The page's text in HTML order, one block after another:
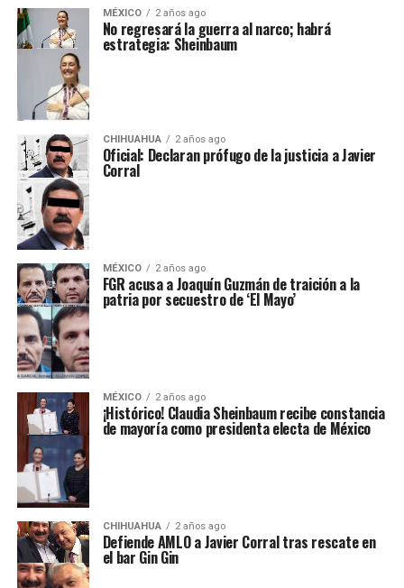
MÉXICO 2 años ago
No regresará la guerra al narco; habrá
estrategia: Sheinbaum
CHIHUAHUA 2 años ago
Oficial: Declaran prófugo de la justicia a Javier
Corral
MÉXICO 2 años ago
FGR acusa a Joaquín Guzmán de traición a la
patria por secuestro de ‘El Mayo’
MÉXICO 2 años ago
¡Histórico! Claudia Sheinbaum recibe constancia
de mayoría como presidenta electa de México
CHIHUAHUA 2 años ago
Defiende AMLO a Javier Corral tras rescate en
el bar Gin Gin